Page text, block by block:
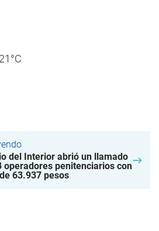
del Interior abrió un llamado
operadores penitenciarios con
63.937 pesos